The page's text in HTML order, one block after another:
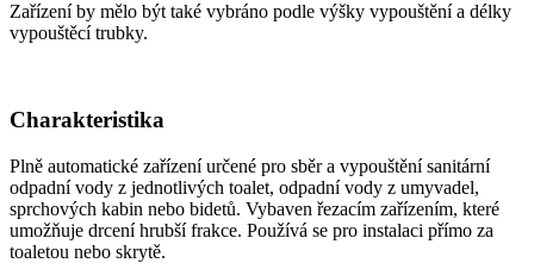
Zařízení by mělo být také vybráno podle výšky vypouštění a délky
vypouštěcí trubky.
Charakteristika
Plně automatické zařízení určené pro sběr a vypouštění sanitární
odpadní vody z jednotlivých toalet, odpadní vody z umyvadel,
sprchových kabin nebo bidetů. Vybaven řezacím zařízením, které
umožňuje drcení hrubší frakce. Používá se pro instalaci přímo za
toaletou nebo skrytě.